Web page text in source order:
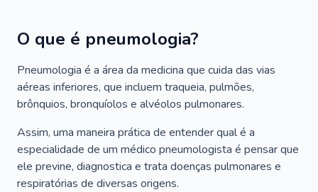
O que é pneumologia?
Pneumologia é a área da medicina que cuida das vias
aéreas inferiores, que incluem traqueia, pulmões,
brônquios, bronquíolos e alvéolos pulmonares.
Assim, uma maneira prática de entender qual é a
especialidade de um médico pneumologista é pensar que
ele previne, diagnostica e trata doenças pulmonares e
respiratórias de diversas origens.